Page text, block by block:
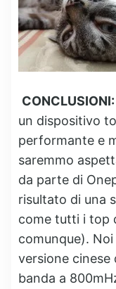
CONCLUSIONI:
un dispositivo
performante e
saremmo
da parte di
risultato di una
come tutti i top
comunque).
versione cinese
banda a